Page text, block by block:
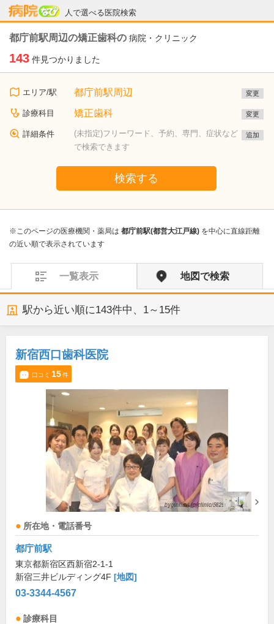
人で選べる医院検索
病院なび
都庁前駅周辺の矯正歯科の 病院・クリニック
143 件見つかりました
エリア/駅 都庁前駅周辺 変更
診療科目 矯正歯科 変更
詳細条件
(未指定)フリーワード、予約、専門、症状など
で検索できます
追加
検索する
※このページの医療機関・薬局は 都庁前駅(都営大江戸線) を中心に直線距離
の近い順で表示されています
一覧表示 地図で検索
駅から近い順に143件中、 1～15件
新宿西口歯科医院
口コミ 15件
所在地・電話番号
都庁前駅
東京都新宿区西新宿2-1-1
新宿三井ビルディング4F [地図]
03-3344-4567
診療科目